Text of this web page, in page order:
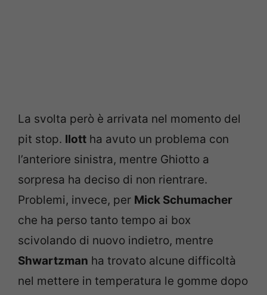
La svolta però è arrivata nel momento del
pit stop. Ilott ha avuto un problema con
l’anteriore sinistra, mentre Ghiotto a
sorpresa ha deciso di non rientrare.
Problemi, invece, per Mick Schumacher
che ha perso tanto tempo ai box
scivolando di nuovo indietro, mentre
Shwartzman ha trovato alcune difficoltà
nel mettere in temperatura le gomme dopo